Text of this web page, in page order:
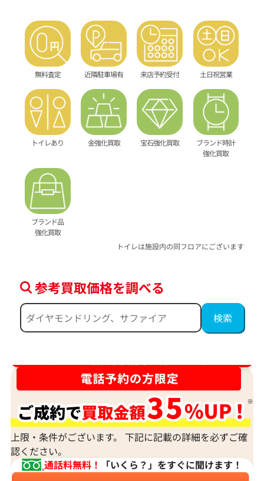
無料査定 近隣駐車場有 来店予約受付 土日祝営業
トイレあり 金強化買取 宝石強化買取
ブランド時計
強化買取
ブランド品
強化買取
トイレは施設内の同フロアにございます
参考買取価格を調べる
上限・条件がございます。 下記に記載の詳細を必ずご確
認ください。
通話料無料！
「いくら？」をすぐに聞けます！